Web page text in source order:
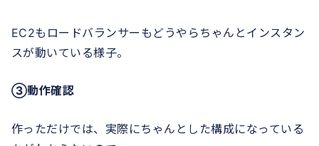
EC2もロードバランサーもどうやらちゃんとインスタン
スが動いている様子。
③動作確認
作っただけでは、実際にちゃんとした構成になっている